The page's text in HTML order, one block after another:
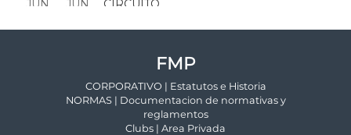
FMP
CORPORATIVO | Estatutos e Historia
NORMAS | Documentacion de normativas y
reglamentos
Clubs | Area Privada